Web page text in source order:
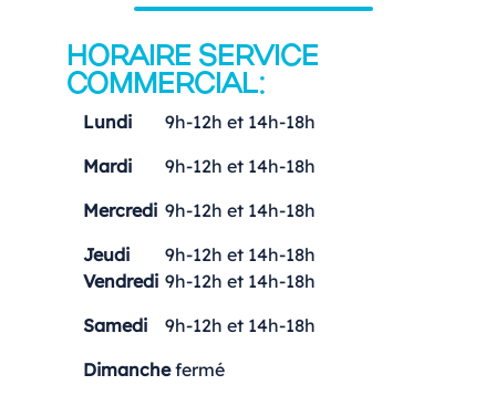
HORAIRE SERVICE
COMMERCIAL:
Lundi
9h-12h et 14h-18h
Mardi
9h-12h et 14h-18h
Mercredi 9h-12h et 14h-18h
Jeudi
9h-12h et 14h-18h
Vendredi 9h-12h et 14h-18h
Samedi
9h-12h et 14h-18h
Dimanchefermé